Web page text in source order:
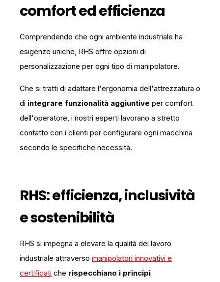
comfort ed efficienza
Comprendendo che ogni ambiente industriale ha
esigenze uniche, RHS offre opzioni di
personalizzazione per ogni tipo di manipolatore.
Che si tratti di adattare l'ergonomia dell'attrezzatura o
di integrare funzionalità aggiuntive per comfort
dell'operatore, i nostri esperti lavorano a stretto
contatto con i clienti per configurare ogni macchina
secondo le specifiche necessità.
RHS: efficienza, inclusività
e sostenibilità
RHS si impegna a elevare la qualità del lavoro
industriale attraverso manipolatori innovativi e
certificati che rispecchiano i principi